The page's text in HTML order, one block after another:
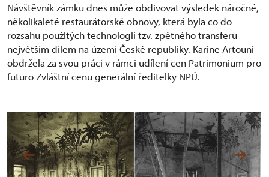
Návštěvník zámku dnes může obdivovat výsledek náročné,
několikaleté restaurátorské obnovy, která byla co do
rozsahu použitých technologií tzv. zpětného transferu
největším dílem na území České republiky. Karine Artouni
obdržela za svou práci v rámci udílení cen Patrimonium pro
futuro Zvláštní cenu generální ředitelky NPÚ.